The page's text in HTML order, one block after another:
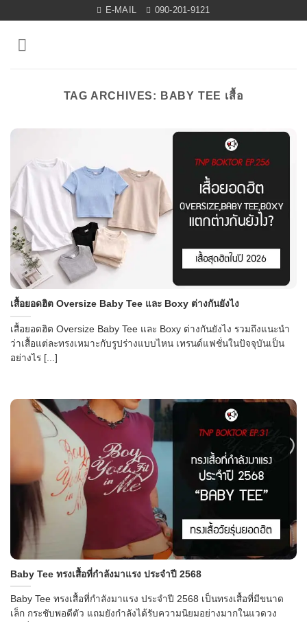
content
E-MAIL 090-201-9121
TAG ARCHIVES: BABY TEE เสื้อ
เสื้อยอดฮิต Oversize Baby Tee และ Boxy ต่างกันยังไง
เสื้อยอดฮิต Oversize Baby Tee และ Boxy ต่างกันยังไง รวมถึงแนะนำ
ว่าเสื้อแต่ละทรงเหมาะกับรูปร่างแบบไหน เทรนด์แฟชั่นในปัจจุบันเป็น
อย่างไร [...]
Baby Tee ทรงเสื้อที่กำลังมาแรง ประจำปี 2568
Baby Tee ทรงเสื้อที่กำลังมาแรง ประจำปี 2568 เป็นทรงเสื้อที่มีขนาด
เล็ก กระชับพอดีตัว แถมยังกำลังได้รับความนิยมอย่างมากในแวดวง